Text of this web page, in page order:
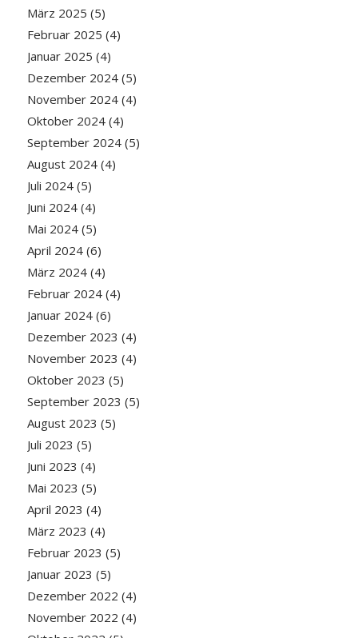
März 2025 (5)
Februar 2025 (4)
Januar 2025 (4)
Dezember 2024(5)
November 2024(4)
Oktober 2024(4)
September 2024(5)
August 2024(4)
Juli 2024(5)
Juni 2024(4)
Mai 2024(5)
April 2024(6)
März 2024(4)
Februar 2024(4)
Januar 2024(6)
Dezember 2023 (4)
November 2023 (4)
Oktober 2023 (5)
September 2023 (5)
August 2023 (5)
Juli 2023 (5)
Juni 2023 (4)
Mai 2023 (5)
April 2023 (4)
März 2023 (4)
Februar 2023 (5)
Januar 2023 (5)
Dezember 2022 (4)
November 2022 (4)